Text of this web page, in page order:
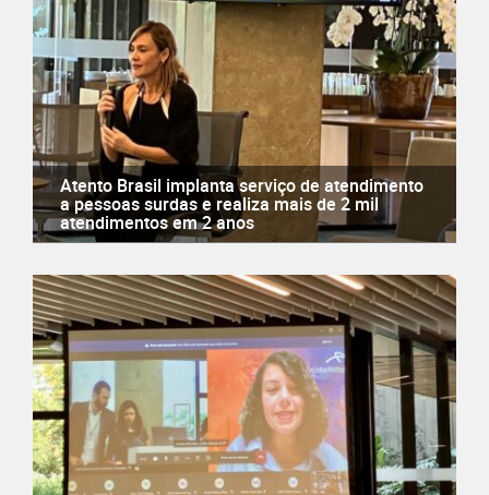
Atento Brasil implanta serviço de atendimento
a pessoas surdas e realiza mais de 2 mil
atendimentos em 2 anos